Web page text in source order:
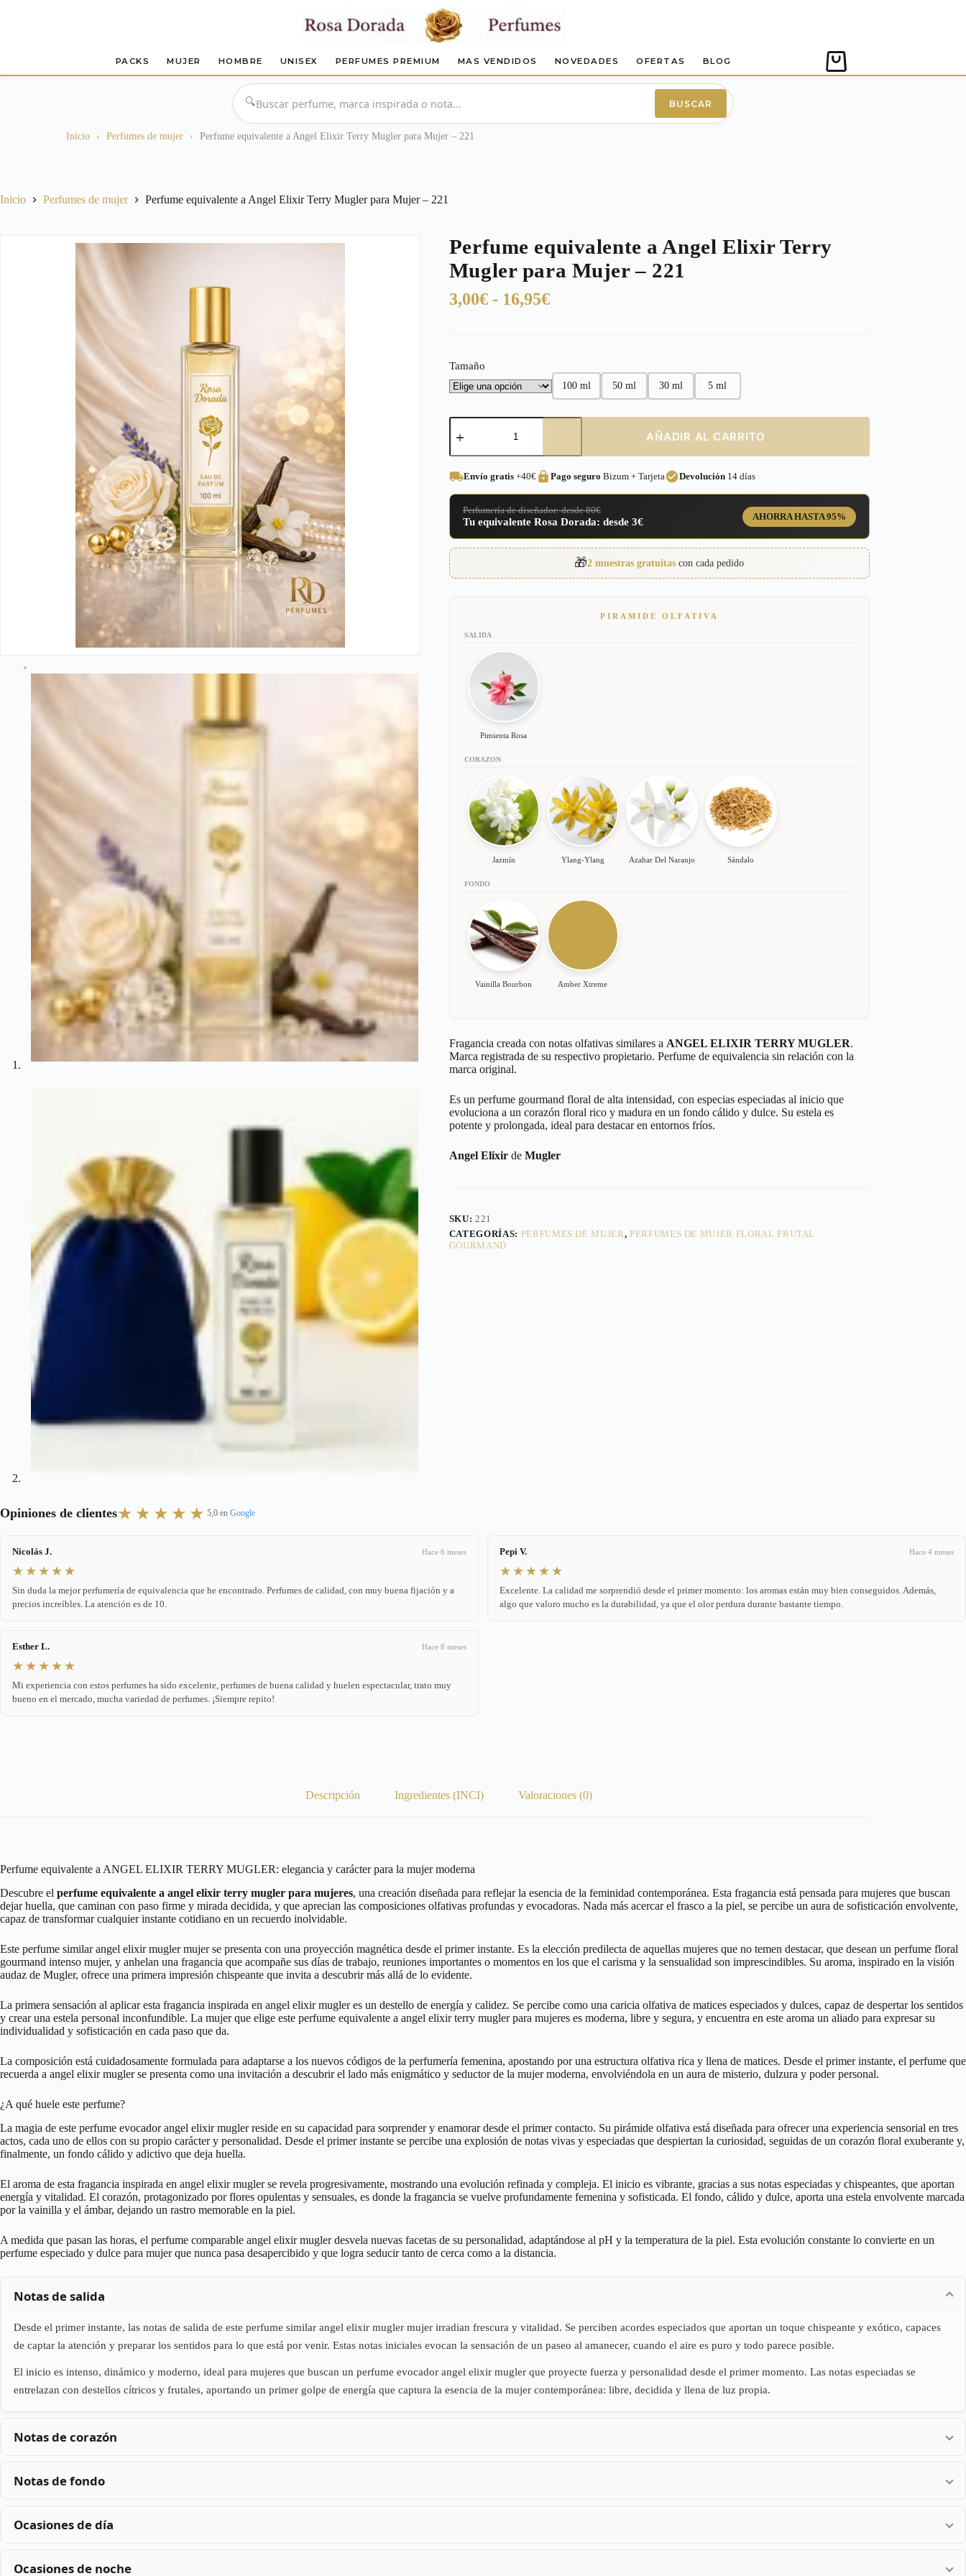
PACKS MUJER HOMBRE UNISEX PERFUMES PREMIUM MAS VENDIDOS NOVEDADES OFERTAS BLOG
Carro
de
🔍 BUSCAR
Inicio › Perfumes de mujer › Perfume equivalente a Angel Elixir Terry Mugler para Mujer – 221
Inicio Perfumes de mujer Perfume equivalente a Angel Elixir Terry Mugler para Mujer – 221
Perfume equivalente a Angel Elixir Terry
Mugler para Mujer – 221
3,00€ - 16,95€Rango
3,00€
hasta
16,95€
Tamaño
100 ml 50 ml 30 ml 5 ml
Perfume
equivalente
Angel
Elixir
Terry
Mugler
para
Mujer
–
cantidad
AÑADIR AL CARRITO
Envío gratis+40€ Pago seguro Bizum + Tarjeta Devolución14 días
Perfumería de diseñador: desde 80€
Tu equivalente Rosa Dorada: desde 3€ AHORRA HASTA 95%
🎁2 muestras gratuitas con cada pedido
PIRAMIDE OLFATIVA
SALIDA
Pimienta Rosa
CORAZON
Jazmín Ylang-Ylang Azahar Del Naranjo Sándalo
FONDO
Vainilla Bourbon Amber Xtreme
Fragancia creada con notas olfativas similares a ANGEL ELIXIR TERRY MUGLER.
Marca registrada de su respectivo propietario. Perfume de equivalencia sin relación con la
marca original.
Es un perfume gourmand floral de alta intensidad, con especias especiadas al inicio que
evoluciona a un corazón floral rico y madura en un fondo cálido y dulce. Su estela es
potente y prolongada, ideal para destacar en entornos fríos.
Angel Elixirde Mugler
SKU:221
CATEGORÍAS: PERFUMES DE MUJER, PERFUMES DE MUJER FLORAL FRUTAL
GOURMAND
Opiniones de clientes★★★★★ 5,0 en Google
Nicolás J. Hace 6 meses
★★★★★
Sin duda la mejor perfumería de equivalencia que he encontrado. Perfumes de calidad, con muy buena fijación y a
precios increíbles. La atención es de 10.
Pepi V. Hace 4 meses
★★★★★
Excelente. La calidad me sorprendió desde el primer momento: los aromas están muy bien conseguidos. Además,
algo que valoro mucho es la durabilidad, ya que el olor perdura durante bastante tiempo.
Esther L. Hace 8 meses
★★★★★
Mi experiencia con estos perfumes ha sido excelente, perfumes de buena calidad y huelen espectacular, trato muy
bueno en el mercado, mucha variedad de perfumes. ¡Siempre repito!
Descripción Ingredientes (INCI) Valoraciones (0)
Perfume equivalente a ANGEL ELIXIR TERRY MUGLER: elegancia y carácter para la mujer moderna
Descubre el perfume equivalente a angel elixir terry mugler para mujeres, una creación diseñada para reflejar la esencia de la feminidad contemporánea. Esta fragancia está pensada para mujeres que buscan
dejar huella, que caminan con paso firme y mirada decidida, y que aprecian las composiciones olfativas profundas y evocadoras. Nada más acercar el frasco a la piel, se percibe un aura de sofisticación envolvente,
capaz de transformar cualquier instante cotidiano en un recuerdo inolvidable.
Este perfume similar angel elixir mugler mujer se presenta con una proyección magnética desde el primer instante. Es la elección predilecta de aquellas mujeres que no temen destacar, que desean un perfume floral
gourmand intenso mujer, y anhelan una fragancia que acompañe sus días de trabajo, reuniones importantes o momentos en los que el carisma y la sensualidad son imprescindibles. Su aroma, inspirado en la visión
audaz de Mugler, ofrece una primera impresión chispeante que invita a descubrir más allá de lo evidente.
La primera sensación al aplicar esta fragancia inspirada en angel elixir mugler es un destello de energía y calidez. Se percibe como una caricia olfativa de matices especiados y dulces, capaz de despertar los sentidos
y crear una estela personal inconfundible. La mujer que elige este perfume equivalente a angel elixir terry mugler para mujeres es moderna, libre y segura, y encuentra en este aroma un aliado para expresar su
individualidad y sofisticación en cada paso que da.
La composición está cuidadosamente formulada para adaptarse a los nuevos códigos de la perfumería femenina, apostando por una estructura olfativa rica y llena de matices. Desde el primer instante, el perfume que
recuerda a angel elixir mugler se presenta como una invitación a descubrir el lado más enigmático y seductor de la mujer moderna, envolviéndola en un aura de misterio, dulzura y poder personal.
¿A qué huele este perfume?
La magia de este perfume evocador angel elixir mugler reside en su capacidad para sorprender y enamorar desde el primer contacto. Su pirámide olfativa está diseñada para ofrecer una experiencia sensorial en tres
actos, cada uno de ellos con su propio carácter y personalidad. Desde el primer instante se percibe una explosión de notas vivas y especiadas que despiertan la curiosidad, seguidas de un corazón floral exuberante y,
finalmente, un fondo cálido y adictivo que deja huella.
El aroma de esta fragancia inspirada en angel elixir mugler se revela progresivamente, mostrando una evolución refinada y compleja. El inicio es vibrante, gracias a sus notas especiadas y chispeantes, que aportan
energía y vitalidad. El corazón, protagonizado por flores opulentas y sensuales, es donde la fragancia se vuelve profundamente femenina y sofisticada. El fondo, cálido y dulce, aporta una estela envolvente marcada
por la vainilla y el ámbar, dejando un rastro memorable en la piel.
A medida que pasan las horas, el perfume comparable angel elixir mugler desvela nuevas facetas de su personalidad, adaptándose al pH y la temperatura de la piel. Esta evolución constante lo convierte en un
perfume especiado y dulce para mujer que nunca pasa desapercibido y que logra seducir tanto de cerca como a la distancia.
Notas de salida
Desde el primer instante, las notas de salida de este perfume similar angel elixir mugler mujer irradian frescura y vitalidad. Se perciben acordes especiados que aportan un toque chispeante y exótico, capaces
de captar la atención y preparar los sentidos para lo que está por venir. Estas notas iniciales evocan la sensación de un paseo al amanecer, cuando el aire es puro y todo parece posible.
El inicio es intenso, dinámico y moderno, ideal para mujeres que buscan un perfume evocador angel elixir mugler que proyecte fuerza y personalidad desde el primer momento. Las notas especiadas se
entrelazan con destellos cítricos y frutales, aportando un primer golpe de energía que captura la esencia de la mujer contemporánea: libre, decidida y llena de luz propia.
Notas de corazón
Notas de fondo
Ocasiones de día
Ocasiones de noche